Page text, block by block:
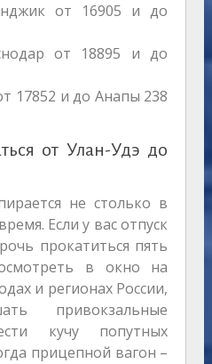
от 16905 и до
от 18895 и до
17852 и до Анапы 238
от Улан-Удэ до
не столько в
Если у вас отпуск
прокатиться пять
в окно на
и регионах России,
привокзальные
кучу попутных
прицепной вагон –